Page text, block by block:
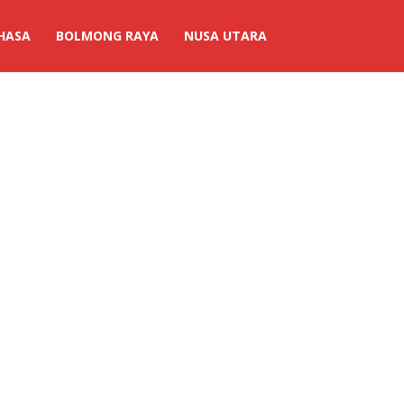
BOLMONG RAYA NUSA UTARA